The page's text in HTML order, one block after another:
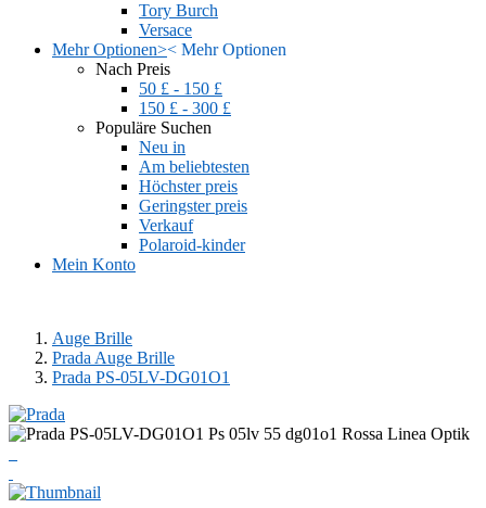
Tory Burch
Versace
Mehr Optionen>< Mehr Optionen
Nach Preis
50 £ - 150 £
150 £ - 300 £
Populäre Suchen
Neu in
Am beliebtesten
Höchster preis
Geringster preis
Verkauf
Polaroid-kinder
Mein Konto
Auge Brille
Prada Auge Brille
Prada PS-05LV-DG01O1